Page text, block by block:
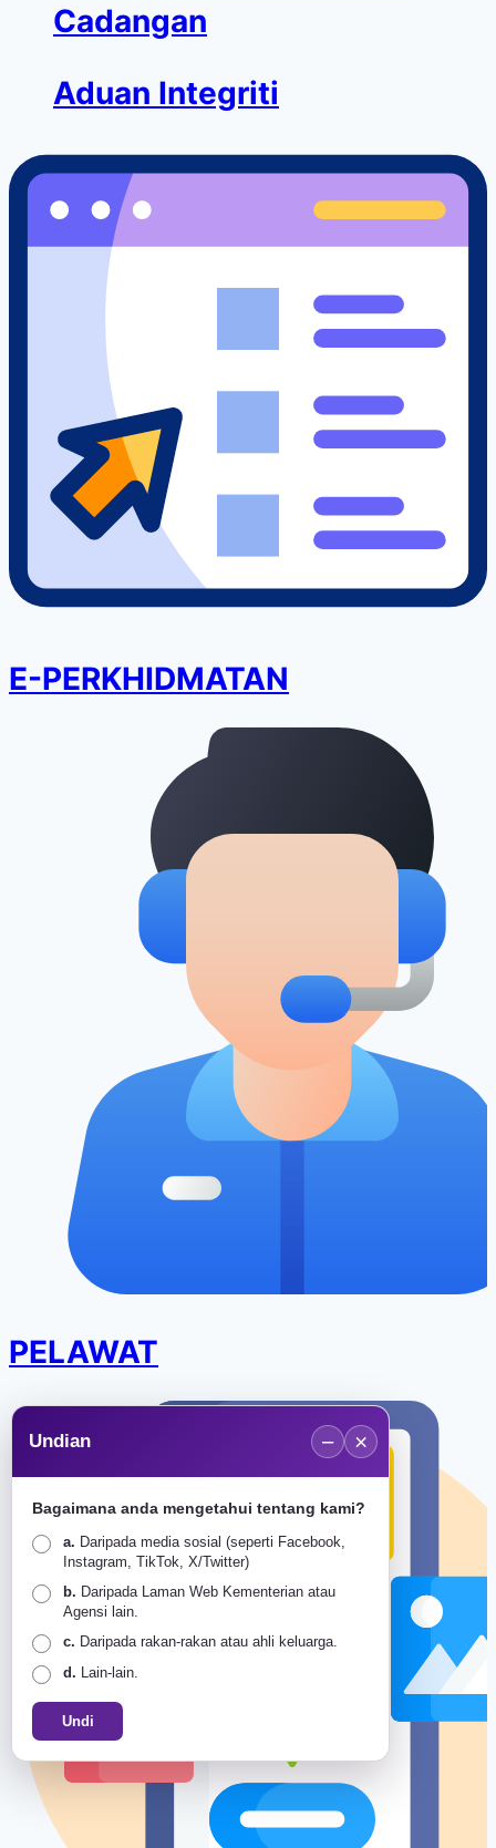
Cadangan
Aduan Integriti
E-PERKHIDMATAN
PELAWAT
Undian − ×
Bagaimana anda mengetahui tentang kami?
a. Daripada media sosial (seperti Facebook,
Instagram, TikTok, X/Twitter)
b. Daripada Laman Web Kementerian atau
Agensi lain.
c. Daripada rakan-rakan atau ahli keluarga.
d. Lain-lain.
Undi